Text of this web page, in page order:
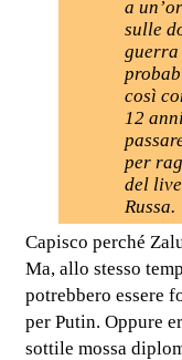
a
sulle
così
12
per
del
Russa.
Capisco perché
Ma, allo stesso
potrebbero essere
per Putin. Oppure
sottile mossa